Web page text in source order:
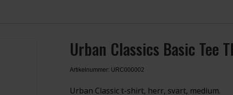
Urban Classics Basic Tee
Artikelnummer: URC000002
Urban Classic t-shirt, herr, svart, medium.